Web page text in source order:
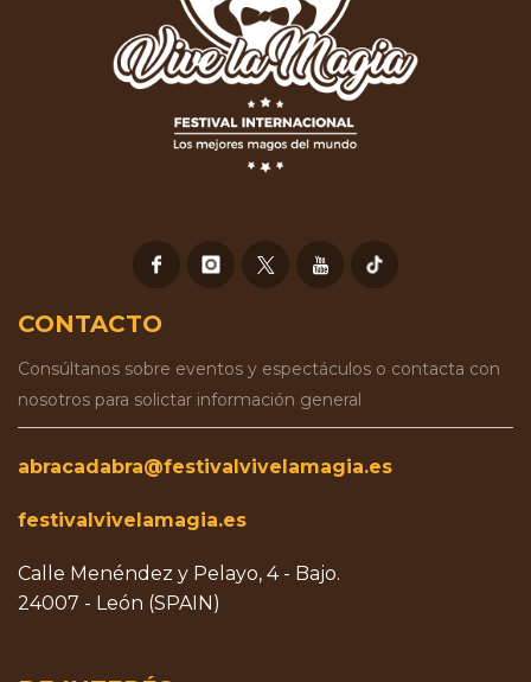
CONTACTO
Consúltanos sobre eventos y espectáculos o contacta con
nosotros para solictar información general
abracadabra@festivalvivelamagia.es
festivalvivelamagia.es
Calle Menéndez y Pelayo, 4 - Bajo.
24007 - León (SPAIN)